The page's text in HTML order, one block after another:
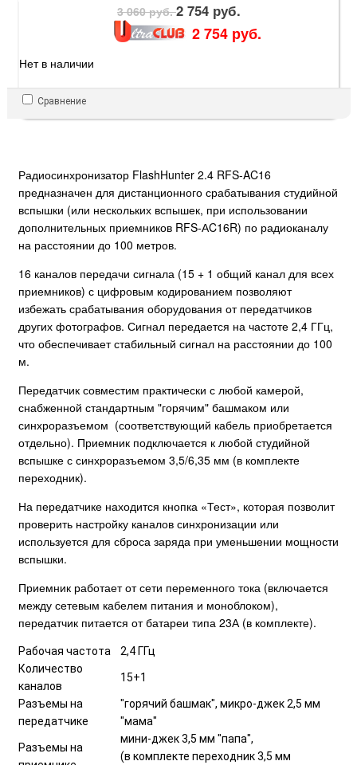
3 060 руб.2 754 руб.
2 754 руб.
Нет в наличии
Сравнение
Радиосинхронизатор FlashHunter 2.4 RFS-AC16
предназначен для дистанционного срабатывания студийной
вспышки (или нескольких вспышек, при использовании
дополнительных приемников RFS-АC16R) по радиоканалу
на расстоянии до 100 метров.
16 каналов передачи сигнала (15 + 1 общий канал для всех
приемников) с цифровым кодированием позволяют
избежать срабатывания оборудования от передатчиков
других фотографов. Сигнал передается на частоте 2,4 ГГц,
что обеспечивает стабильный сигнал на расстоянии до 100
м.
Передатчик совместим практически с любой камерой,
снабженной стандартным "горячим" башмаком или
синхроразъемом (соответствующий кабель приобретается
отдельно). Приемник подключается к любой студийной
вспышке с синхроразъемом 3,5/6,35 мм (в комплекте
переходник).
На передатчике находится кнопка «Тест», которая позволит
проверить настройку каналов синхронизации или
используется для сброса заряда при уменьшении мощности
вспышки.
Приемник работает от сети переменного тока (включается
между сетевым кабелем питания и моноблоком),
передатчик питается от батареи типа 23А (в комплекте).
Рабочая частота
2,4 ГГц
Количество
каналов
15+1
Разъемы на
передатчике
"горячий башмак", микро-джек 2,5 мм
"мама"
Разъемы на
мини-джек 3,5 мм "папа",
(в комплекте переходник 3,5 мм